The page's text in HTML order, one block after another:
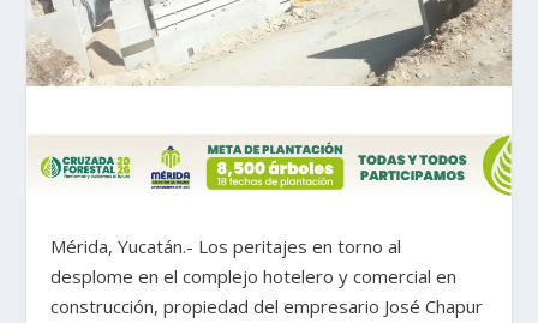
Mérida, Yucatán.- Los peritajes en torno al
desplome en el complejo hotelero y comercial en
construcción, propiedad del empresario José Chapur